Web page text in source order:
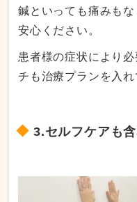
鍼といっても痛みも
安心ください。
患者様の症状により
チも治療プランを入
3.セルフケアも